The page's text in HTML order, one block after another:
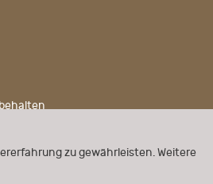
zu gewährleisten. Weitere